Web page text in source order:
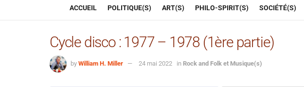
ACCUEIL POLITIQUE(S) ART(S) PHILO-SPIRIT(S) SOCIÉTÉ(S)
Cycle disco : 1977 – 1978 (1ère partie)
by William H. Miller 24 mai 2022 in Rock and Folk et Musique(s)